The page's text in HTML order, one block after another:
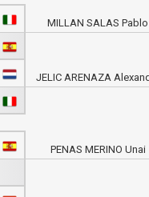
MILLAN SALAS Pablo
JELIC ARENAZA
PENAS MERINO Unai